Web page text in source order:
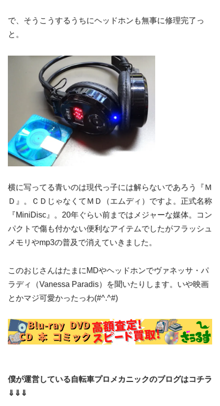
で、そうこうするうちにヘッドホンも無事に修理完了っ
と。
横に写ってる青いのは現代っ子には解らないであろう『Ｍ
Ｄ』。ＣＤじゃなくてＭＤ（エムディ）ですよ。正式名称
『MiniDisc』。20年ぐらい前まではメジャーな媒体。コン
パクトで傷も付かない便利なアイテムでしたがフラッシュ
メモリやmp3の普及で消えていきました。
このおじさんはたまにMDやヘッドホンでヴァネッサ・パ
ラディ（Vanessa Paradis）を聞いたりします。いや映画
とかマジ可愛かったっわ(#^.^#)
僕が運営している自転車プロメカニックのブログはコチラ
⇓⇓⇓